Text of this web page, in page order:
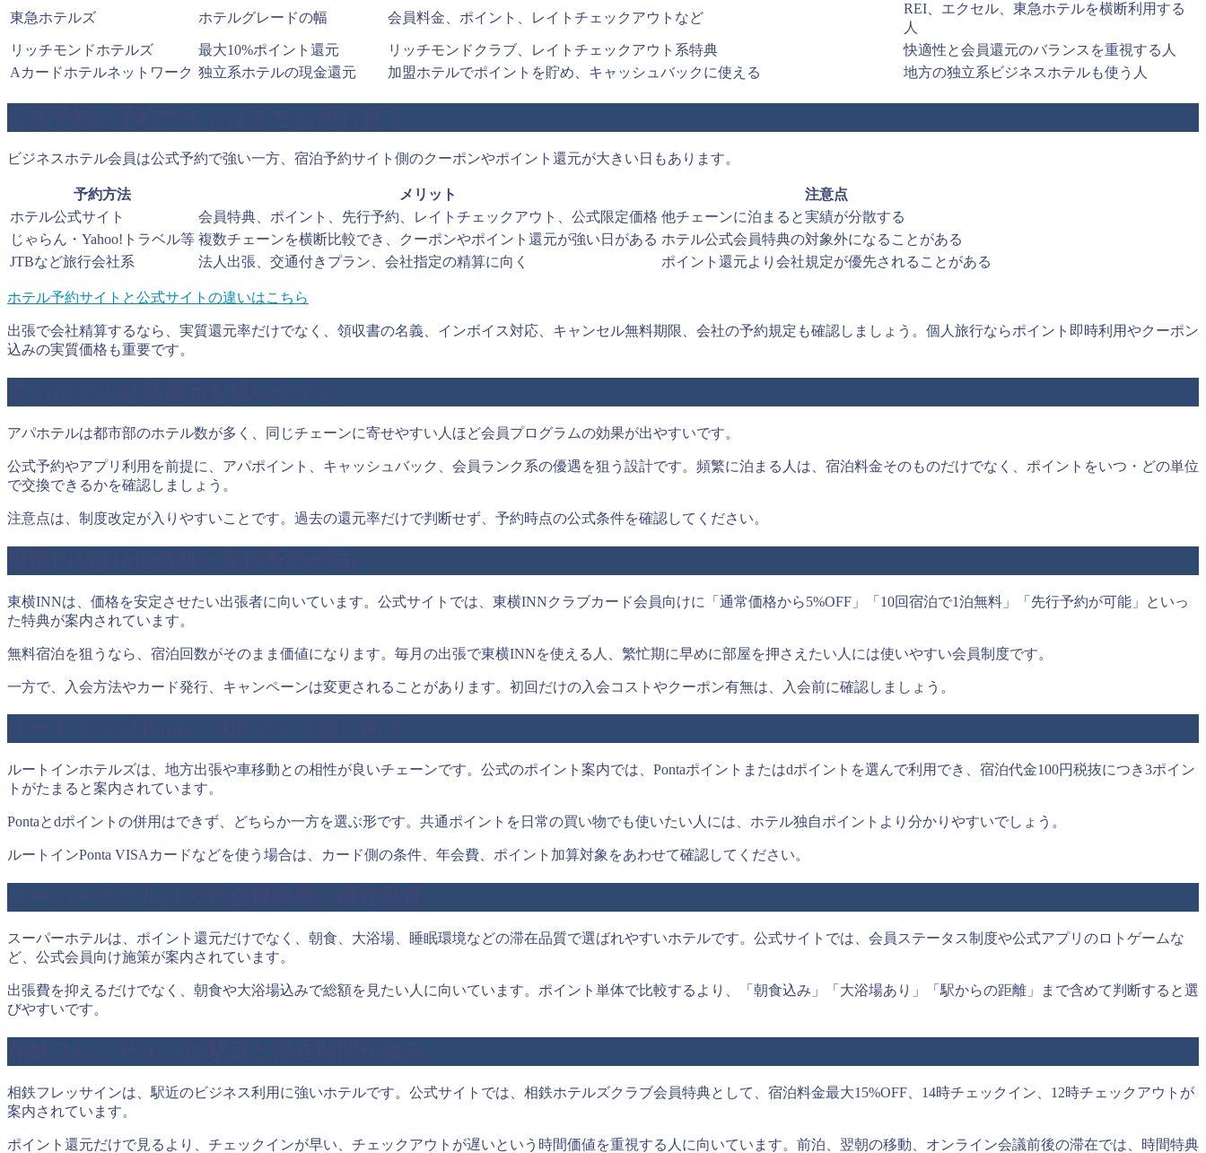
東急ホテルズ ホテルグレードの幅 会員料金、ポイント、レイトチェックアウトなど
REI、エクセル、東急ホテルを横断利用する
人
リッチモンドホテルズ
最大10%ポイント還元 リッチモンドクラブ、レイトチェックアウト系特典
快適性と会員還元のバランスを重視する人
Aカードホテルネットワーク 独立系ホテルの現金還元 加盟ホテルでポイントを貯め、キャッシュバックに使える 地方の独立系ビジネスホテルも使う人
ビジネスホテル会員は公式予約で強い一方、宿泊予約サイト側のクーポンやポイント還元が大きい日もあります。
予約方法 メリット
注意点
ホテル公式サイト
会員特典、ポイント、先行予約、レイトチェックアウト、公式限定価格 他チェーンに泊まると実績が分散する
じゃらん・Yahoo!トラベル等 複数チェーンを横断比較でき、クーポンやポイント還元が強い日がある ホテル公式会員特典の対象外になることがある
JTBなど旅行会社系
法人出張、交通付きプラン、会社指定の精算に向く ポイント還元より会社規定が優先されることがある
ホテル予約サイトと公式サイトの違いはこちら
出張で会社精算するなら、実質還元率だけでなく、領収書の名義、インボイス対応、キャンセル無料期限、会社の予約規定も確認しましょう。個人旅行ならポイント即時利用やクーポン
込みの実質価格も重要です。
アパホテルは都市部のホテル数が多く、同じチェーンに寄せやすい人ほど会員プログラムの効果が出やすいです。
公式予約やアプリ利用を前提に、アパポイント、キャッシュバック、会員ランク系の優遇を狙う設計です。頻繁に泊まる人は、宿泊料金そのものだけでなく、ポイントをいつ・どの単位
で交換できるかを確認しましょう。
注意点は、制度改定が入りやすいことです。過去の還元率だけで判断せず、予約時点の公式条件を確認してください。
東横INNは、価格を安定させたい出張者に向いています。公式サイトでは、東横INNクラブカード会員向けに「通常価格から5%OFF」「10回宿泊で1泊無料」「先行予約が可能」といっ
た特典が案内されています。
無料宿泊を狙うなら、宿泊回数がそのまま価値になります。毎月の出張で東横INNを使える人、繁忙期に早めに部屋を押さえたい人には使いやすい会員制度です。
一方で、入会方法やカード発行、キャンペーンは変更されることがあります。初回だけの入会コストやクーポン有無は、入会前に確認しましょう。
ルートインホテルズは、地方出張や車移動との相性が良いチェーンです。公式のポイント案内では、Pontaポイントまたはdポイントを選んで利用でき、宿泊代金100円税抜につき3ポイン
トがたまると案内されています。
Pontaとdポイントの併用はできず、どちらか一方を選ぶ形です。共通ポイントを日常の買い物でも使いたい人には、ホテル独自ポイントより分かりやすいでしょう。
ルートインPonta VISAカードなどを使う場合は、カード側の条件、年会費、ポイント加算対象をあわせて確認してください。
スーパーホテルは、ポイント還元だけでなく、朝食、大浴場、睡眠環境などの滞在品質で選ばれやすいホテルです。公式サイトでは、会員ステータス制度や公式アプリのロトゲームな
ど、公式会員向け施策が案内されています。
出張費を抑えるだけでなく、朝食や大浴場込みで総額を見たい人に向いています。ポイント単体で比較するより、「朝食込み」「大浴場あり」「駅からの距離」まで含めて判断すると選
びやすいです。
相鉄フレッサインは、駅近のビジネス利用に強いホテルです。公式サイトでは、相鉄ホテルズクラブ会員特典として、宿泊料金最大15%OFF、14時チェックイン、12時チェックアウトが
案内されています。
ポイント還元だけで見るより、チェックインが早い、チェックアウトが遅いという時間価値を重視する人に向いています。前泊、翌朝の移動、オンライン会議前後の滞在では、時間特典